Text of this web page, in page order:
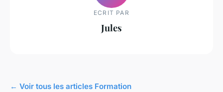
ECRIT PAR
Jules
← Voir tous les articles Formation